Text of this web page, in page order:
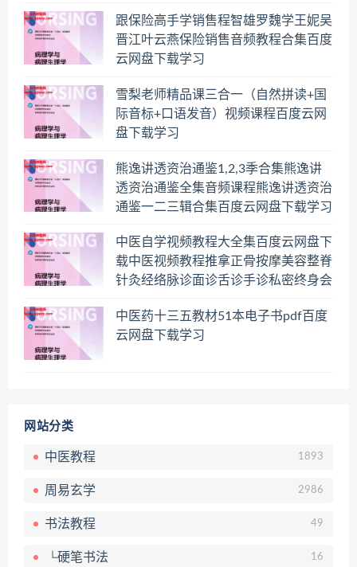
跟保险高手学销售程智雄罗魏学王妮吴
晋江叶云燕保险销售音频教程合集百度
云网盘下载学习
雪梨老师精品课三合一（自然拼读+国
际音标+口语发音）视频课程百度云网
盘下载学习
熊逸讲透资治通鉴1,2,3季合集熊逸讲
透资治通鉴全集音频课程熊逸讲透资治
通鉴一二三辑合集百度云网盘下载学习
中医自学视频教程大全集百度云网盘下
载中医视频教程推拿正骨按摩美容整脊
针灸经络脉诊面诊舌诊手诊私密终身会
中医药十三五教材51本电子书pdf百度
云网盘下载学习
网站分类
中医教程 1893
周易玄学 2986
书法教程 49
└硬笔书法 16